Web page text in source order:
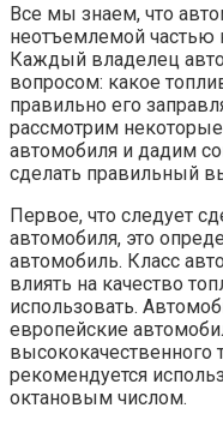
Все мы знаем, что
неотъемлемой
Каждый владелец
вопросом: какое
правильно его
рассмотрим
автомобиля и дадим
сделать правильный
Первое, что следует
автомобиля, это
автомобиль. Класс
влиять на качество
использовать.
европейские
высококачественного
рекомендуется
октановым числом.